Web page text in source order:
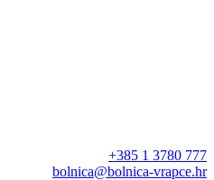
+385 1 3780 777
bolnica@bolnica-vrapce.hr